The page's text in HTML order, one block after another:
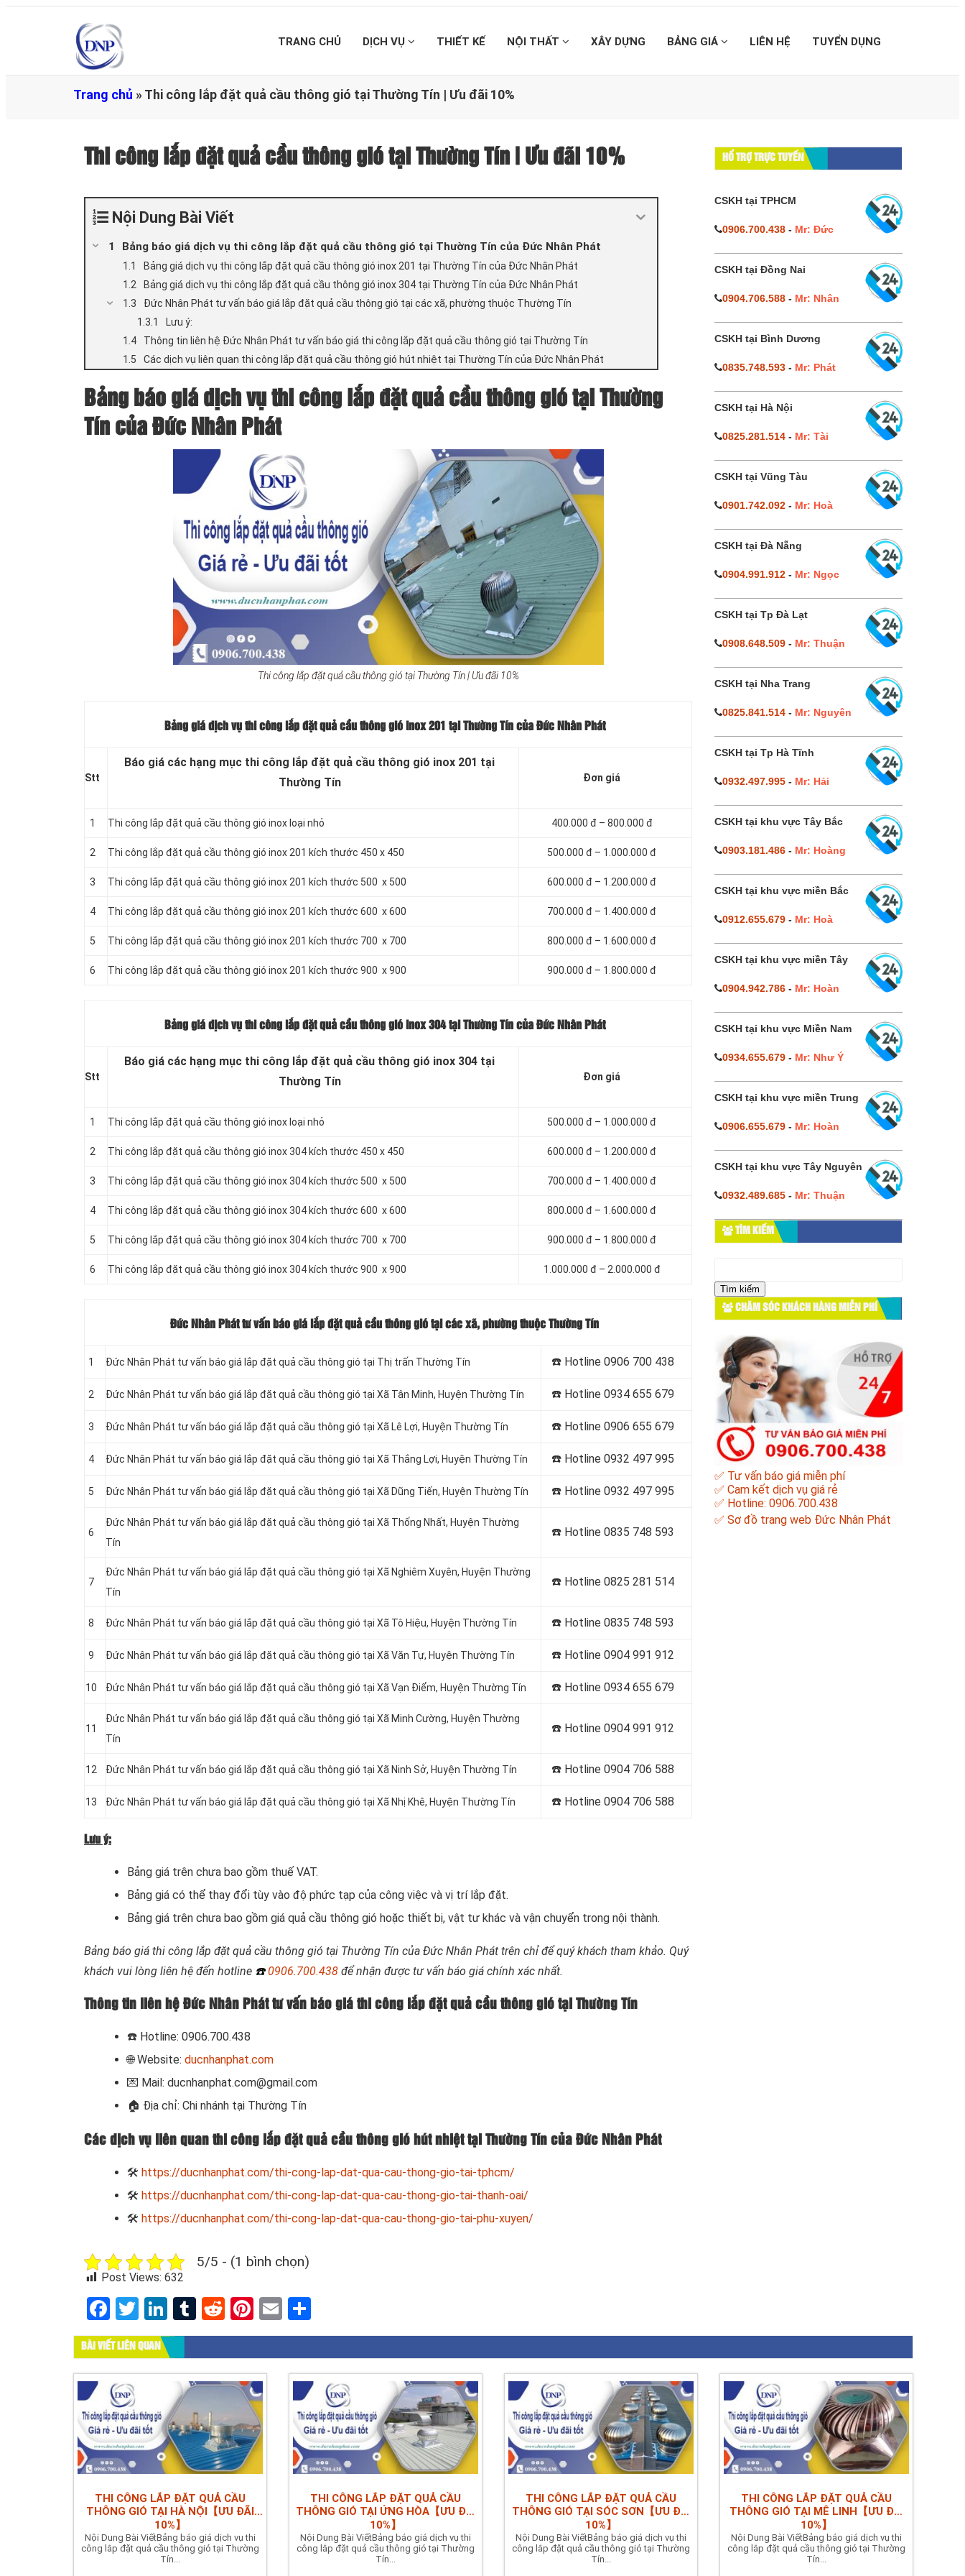
TRANG CHỦ DỊCH VỤ THIẾT KẾ NỘI THẤT XÂY DỰNG BẢNG GIÁ LIÊN HỆ TUYỂN DỤNG
Trang chủ »Thi công lắp đặt quả cầu thông gió tại Thường Tín | Ưu đãi 10%
Thi công lắp đặt quả cầu thông gió tại Thường Tín | Ưu đãi 10%
Nội Dung Bài Viết
Bảng báo giá dịch vụ thi công lắp đặt quả cầu thông gió tại Thường Tín của Đức Nhân Phát
Bảng giá dịch vụ thi công lắp đặt quả cầu thông gió inox 201 tại Thường Tín của Đức Nhân Phát
Bảng giá dịch vụ thi công lắp đặt quả cầu thông gió inox 304 tại Thường Tín của Đức Nhân Phát
Đức Nhân Phát tư vấn báo giá lắp đặt quả cầu thông gió tại các xã, phường thuộc Thường Tín
Lưu ý:
Thông tin liên hệ Đức Nhân Phát tư vấn báo giá thi công lắp đặt quả cầu thông gió tại Thường Tín
Các dịch vụ liên quan thi công lắp đặt quả cầu thông gió hút nhiệt tại Thường Tín của Đức Nhân Phát
Bảng báo giá dịch vụ thi công lắp đặt quả cầu thông gió tại Thường
Tín của Đức Nhân Phát
Thi công lắp đặt quả cầu thông gió tại Thường Tín | Ưu đãi 10%
Bảng giá dịch vụ thi công lắp đặt quả cầu thông gió inox 201 tại Thường Tín của Đức Nhân Phát
Stt
Báo giá các hạng mục thi công lắp đặt quả cầu thông gió inox 201 tại
Thường Tín
Đơn giá
1 Thi công lắp đặt quả cầu thông gió inox loại nhỏ 400.000 đ – 800.000 đ
2 Thi công lắp đặt quả cầu thông gió inox 201 kích thước 450 x 450 500.000 đ – 1.000.000 đ
3 Thi công lắp đặt quả cầu thông gió inox 201 kích thước 500 x 500 600.000 đ – 1.200.000 đ
4 Thi công lắp đặt quả cầu thông gió inox 201 kích thước 600 x 600 700.000 đ – 1.400.000 đ
5 Thi công lắp đặt quả cầu thông gió inox 201 kích thước 700 x 700 800.000 đ – 1.600.000 đ
6 Thi công lắp đặt quả cầu thông gió inox 201 kích thước 900 x 900 900.000 đ – 1.800.000 đ
Bảng giá dịch vụ thi công lắp đặt quả cầu thông gió inox 304 tại Thường Tín của Đức Nhân Phát
Stt
Báo giá các hạng mục thi công lắp đặt quả cầu thông gió inox 304 tại
Thường Tín
Đơn giá
1 Thi công lắp đặt quả cầu thông gió inox loại nhỏ 500.000 đ – 1.000.000 đ
2 Thi công lắp đặt quả cầu thông gió inox 304 kích thước 450 x 450 600.000 đ – 1.200.000 đ
3 Thi công lắp đặt quả cầu thông gió inox 304 kích thước 500 x 500 700.000 đ – 1.400.000 đ
4 Thi công lắp đặt quả cầu thông gió inox 304 kích thước 600 x 600 800.000 đ – 1.600.000 đ
5 Thi công lắp đặt quả cầu thông gió inox 304 kích thước 700 x 700 900.000 đ – 1.800.000 đ
6 Thi công lắp đặt quả cầu thông gió inox 304 kích thước 900 x 900 1.000.000 đ – 2.000.000 đ
Đức Nhân Phát tư vấn báo giá lắp đặt quả cầu thông gió tại các xã, phường thuộc Thường Tín
1 Đức Nhân Phát tư vấn báo giá lắp đặt quả cầu thông gió tại Thị trấn Thường Tín ☎️ Hotline 0906 700 438
2 Đức Nhân Phát tư vấn báo giá lắp đặt quả cầu thông gió tại Xã Tân Minh, Huyện Thường Tín ☎️ Hotline 0934 655 679
3 Đức Nhân Phát tư vấn báo giá lắp đặt quả cầu thông gió tại Xã Lê Lợi, Huyện Thường Tín ☎️ Hotline 0906 655 679
4 Đức Nhân Phát tư vấn báo giá lắp đặt quả cầu thông gió tại Xã Thắng Lợi, Huyện Thường Tín ☎️ Hotline 0932 497 995
5 Đức Nhân Phát tư vấn báo giá lắp đặt quả cầu thông gió tại Xã Dũng Tiến, Huyện Thường Tín ☎️ Hotline 0932 497 995
6
Đức Nhân Phát tư vấn báo giá lắp đặt quả cầu thông gió tại Xã Thống Nhất, Huyện Thường
Tín
☎️ Hotline 0835 748 593
7
Đức Nhân Phát tư vấn báo giá lắp đặt quả cầu thông gió tại Xã Nghiêm Xuyên, Huyện Thường
Tín
☎️ Hotline 0825 281 514
8 Đức Nhân Phát tư vấn báo giá lắp đặt quả cầu thông gió tại Xã Tô Hiệu, Huyện Thường Tín ☎️ Hotline 0835 748 593
9 Đức Nhân Phát tư vấn báo giá lắp đặt quả cầu thông gió tại Xã Văn Tự, Huyện Thường Tín ☎️ Hotline 0904 991 912
10 Đức Nhân Phát tư vấn báo giá lắp đặt quả cầu thông gió tại Xã Vạn Điểm, Huyện Thường Tín ☎️ Hotline 0934 655 679
11
Đức Nhân Phát tư vấn báo giá lắp đặt quả cầu thông gió tại Xã Minh Cường, Huyện Thường
Tín
☎️ Hotline 0904 991 912
12 Đức Nhân Phát tư vấn báo giá lắp đặt quả cầu thông gió tại Xã Ninh Sở, Huyện Thường Tín ☎️ Hotline 0904 706 588
13 Đức Nhân Phát tư vấn báo giá lắp đặt quả cầu thông gió tại Xã Nhị Khê, Huyện Thường Tín ☎️ Hotline 0904 706 588
Lưu ý:
Bảng giá trên chưa bao gồm thuế VAT.
Bảng giá có thể thay đổi tùy vào độ phức tạp của công việc và vị trí lắp đặt.
Bảng giá trên chưa bao gồm giá quả cầu thông gió hoặc thiết bị, vật tư khác và vận chuyển trong nội thành.
Bảng báo giá thi công lắp đặt quả cầu thông gió tại Thường Tín của Đức Nhân Phát trên chỉ để quý khách tham khảo. Quý
khách vui lòng liên hệ đến hotline ☎️0906.700.438 để nhận được tư vấn báo giá chính xác nhất.
Thông tin liên hệ Đức Nhân Phát tư vấn báo giá thi công lắp đặt quả cầu thông gió tại Thường Tín
☎️ Hotline: 0906.700.438
🌐 Website: ducnhanphat.com
💌 Mail: ducnhanphat.com@gmail.com
🏠 Địa chỉ: Chi nhánh tại Thường Tín
Các dịch vụ liên quan thi công lắp đặt quả cầu thông gió hút nhiệt tại Thường Tín của Đức Nhân Phát
🛠 https://ducnhanphat.com/thi-cong-lap-dat-qua-cau-thong-gio-tai-tphcm/
🛠 https://ducnhanphat.com/thi-cong-lap-dat-qua-cau-thong-gio-tai-thanh-oai/
🛠 https://ducnhanphat.com/thi-cong-lap-dat-qua-cau-thong-gio-tai-phu-xuyen/
5/5 - (1 bình chọn)
Post Views: 632
Facebook
Twitter
LinkedIn
Tumblr
RedditPinterest
Email
HỔ TRỢ TRỰC TUYẾN
CSKH tại TPHCM
0906.700.438- Mr: Đức
CSKH tại Đồng Nai
0904.706.588- Mr: Nhân
CSKH tại Bình Dương
0835.748.593- Mr: Phát
CSKH tại Hà Nội
0825.281.514- Mr: Tài
CSKH tại Vũng Tàu
0901.742.092- Mr: Hoà
CSKH tại Đà Nẵng
0904.991.912- Mr: Ngọc
CSKH tại Tp Đà Lạt
0908.648.509- Mr: Thuận
CSKH tại Nha Trang
0825.841.514- Mr: Nguyên
CSKH tại Tp Hà Tĩnh
0932.497.995- Mr: Hải
CSKH tại khu vực Tây Bắc
0903.181.486- Mr: Hoàng
CSKH tại khu vực miền Bắc
0912.655.679- Mr: Hoà
CSKH tại khu vực miền Tây
0904.942.786- Mr: Hoàn
CSKH tại khu vực Miền Nam
0934.655.679- Mr: Như Ý
CSKH tại khu vực miền Trung
0906.655.679- Mr: Hoàn
CSKH tại khu vực Tây Nguyên
0932.489.685- Mr: Thuận
TÌM KIẾM
cho:
CHĂM SÓC KHÁCH HÀNG MIỄN PHÍ
✅ Tư vấn báo giá miễn phí
✅ Cam kết dịch vụ giá rẻ
✅ Hotline: 0906.700.438
✅ Sơ đồ trang web Đức Nhân Phát
BÀI VIẾT LIÊN QUAN
THI CÔNG LẮP ĐẶT QUẢ CẦU
THÔNG GIÓ TẠI HÀ NỘI【ƯU ĐÃI
10%】
Nội Dung Bài ViếtBảng báo giá dịch vụ thi
công lắp đặt quả cầu thông gió tại Thường
Tín...
THI CÔNG LẮP ĐẶT QUẢ CẦU
THÔNG GIÓ TẠI ỨNG HÒA【ƯU ĐÃI
10%】
Nội Dung Bài ViếtBảng báo giá dịch vụ thi
công lắp đặt quả cầu thông gió tại Thường
Tín...
THI CÔNG LẮP ĐẶT QUẢ CẦU
THÔNG GIÓ TẠI SÓC SƠN【ƯU ĐÃI
10%】
Nội Dung Bài ViếtBảng báo giá dịch vụ thi
công lắp đặt quả cầu thông gió tại Thường
Tín...
THI CÔNG LẮP ĐẶT QUẢ CẦU
THÔNG GIÓ TẠI MÊ LINH【ƯU ĐÃI
10%】
Nội Dung Bài ViếtBảng báo giá dịch vụ thi
công lắp đặt quả cầu thông gió tại Thường
Tín...